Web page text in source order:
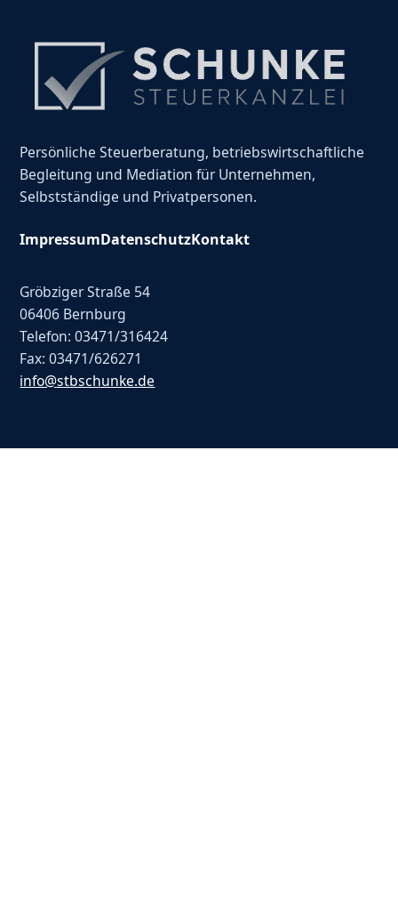
Persönliche Steuerberatung, betriebswirtschaftliche
Begleitung und Mediation für Unternehmen,
Selbstständige und Privatpersonen.
ImpressumDatenschutzKontakt
Gröbziger Straße 54
06406 Bernburg
Telefon: 03471/316424
Fax: 03471/626271
info@stbschunke.de